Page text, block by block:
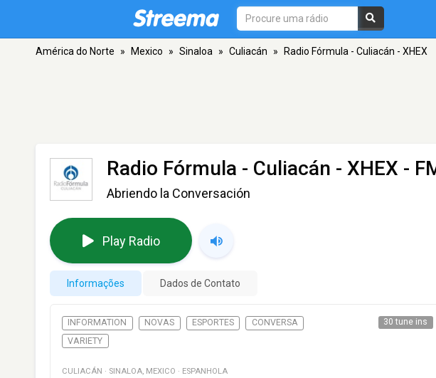
América do Norte » Mexico » Sinaloa » Culiacán » Radio Fórmula - Culiacán - XHEX
Radio Fórmula - Culiacán - XHEX -
Abriendo la Conversación
Play Radio
Informações Dados de Contato
INFORMATION NOVAS ESPORTES
CONVERSA
VARIETY
30 tune ins
CULIACÁN · SINALOA, MEXICO · ESPANHOLA